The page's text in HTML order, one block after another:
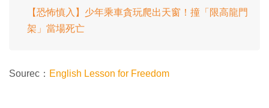
【恐怖慎入】少年乘車貪玩爬出天窗！撞「限高龍門
架」當場死亡
Sourec： English Lesson for Freedom